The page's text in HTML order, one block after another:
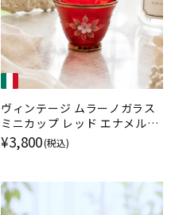
ヴィンテージ ムラーノガラス
ミニカップ レッド エナメル金
彩 イタリア
¥3,800(税込)